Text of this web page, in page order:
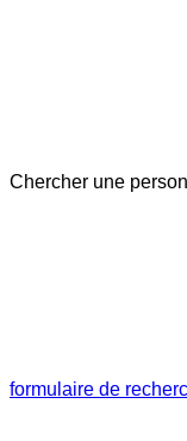
Chercher une
formulaire de